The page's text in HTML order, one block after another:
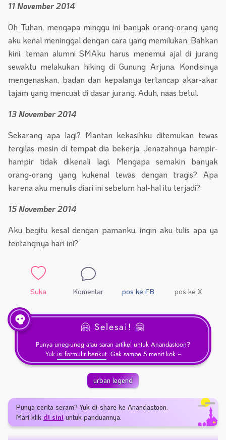
11 November 2014
Oh Tuhan, mengapa minggu ini banyak orang-orang yang
aku kenal meninggal dengan cara yang memilukan. Bahkan
kini, teman alumni SMAku harus menemui ajal di jurang
sewaktu melakukan hiking di Gunung Arjuna. Kondisinya
mengenaskan, badan dan kepalanya tertancap akar-akar
tajam yang mencuat di dasar jurang. Aduh, naas betul.
13 November 2014
Sekarang apa lagi? Mantan kekasihku ditemukan tewas
tergilas mesin di tempat dia bekerja. Jenazahnya hampir-
hampir tidak dikenali lagi. Mengapa semakin banyak
orang-orang yang kukenal tewas dengan tragis? Apa
karena aku menulis diari ini sebelum hal-hal itu terjadi?
15 November 2014
Aku begitu kesal dengan pamanku, ingin aku tulis apa ya
tentangnya hari ini?
Suka Komentar pos ke FB pos ke X
🤗 Selesai! 🤗
Punya uneg-uneg atau saran artikel untuk Anandastoon?
Yuk isi formulir berikut. Gak sampe 5 menit kok ~
urban legend
Punya cerita seram? Yuk di-share ke Anandastoon.
Mari klik di sini untuk panduannya.